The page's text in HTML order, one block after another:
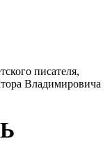
писателя,
Владимировича